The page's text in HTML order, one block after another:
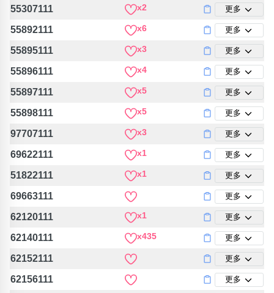
55307111 x2 更多
55892111 x6 更多
55895111 x3 更多
55896111 x4 更多
55897111 x5 更多
55898111 x5 更多
97707111 x3 更多
69622111 x1 更多
51822111 x1 更多
69663111 更多
62120111 x1 更多
62140111 x435 更多
62152111 更多
62156111 更多